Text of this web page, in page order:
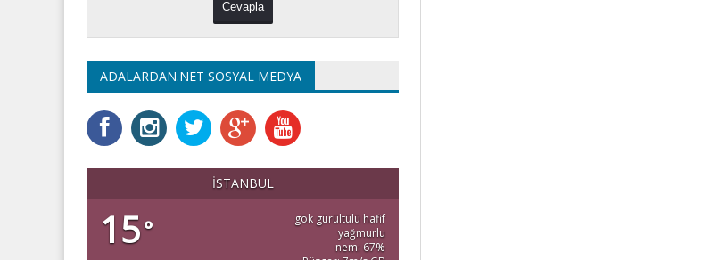
ADALARDAN.NET SOSYAL MEDYA
İSTANBUL
15°
gök gürültülü hafif
yağmurlu
nem: 67%